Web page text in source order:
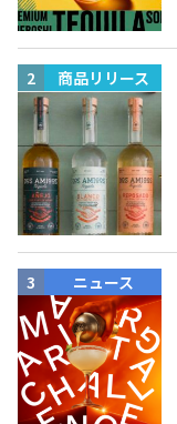
商品リリース
ニュース